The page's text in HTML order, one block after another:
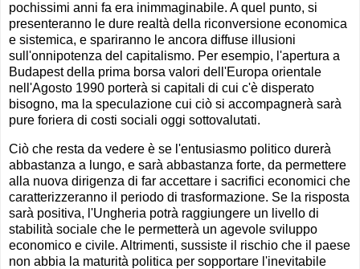
pochissimi anni fa era inimmaginabile. A quel punto, si
presenteranno le dure realtà della riconversione economica
e sistemica, e spariranno le ancora diffuse illusioni
sull'onnipotenza del capitalismo. Per esempio, l'apertura a
Budapest della prima borsa valori dell'Europa orientale
nell'Agosto 1990 porterà si capitali di cui c'è disperato
bisogno, ma la speculazione cui ciò si accompagnerà sarà
pure foriera di costi sociali oggi sottovalutati.
Ciò che resta da vedere è se l'entusiasmo politico durerà
abbastanza a lungo, e sarà abbastanza forte, da permettere
alla nuova dirigenza di far accettare i sacrifici economici che
caratterizzeranno il periodo di trasformazione. Se la risposta
sarà positiva, l'Ungheria potrà raggiungere un livello di
stabilità sociale che le permetterà un agevole sviluppo
economico e civile. Altrimenti, sussiste il rischio che il paese
non abbia la maturità politica per sopportare l'inevitabile